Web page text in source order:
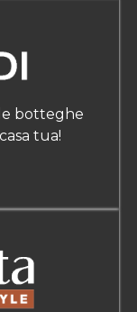
botteghe
tua!